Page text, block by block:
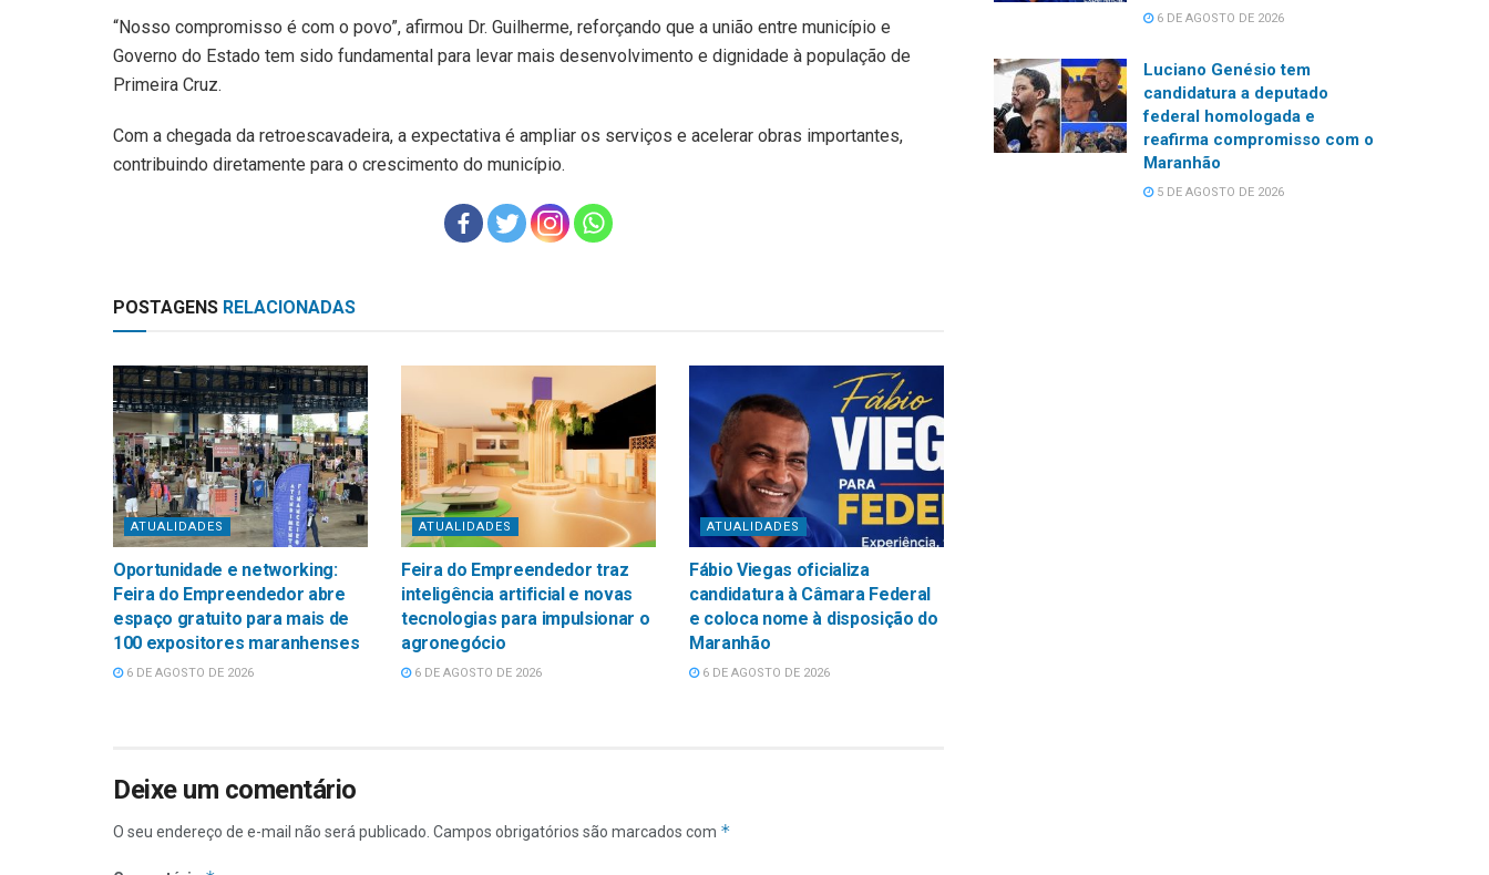
“Nosso compromisso é com o povo”, afirmou Dr. Guilherme, reforçando que a união entre município e
Governo do Estado tem sido fundamental para levar mais desenvolvimento e dignidade à população de
Primeira Cruz.
Com a chegada da retroescavadeira, a expectativa é ampliar os serviços e acelerar obras importantes,
contribuindo diretamente para o crescimento do município.
POSTAGENS RELACIONADAS
ATUALIDADES
Oportunidade e networking:
Feira do Empreendedor abre
espaço gratuito para mais de
100 expositores maranhenses
6 DE AGOSTO DE 2026
ATUALIDADES
Feira do Empreendedor traz
inteligência artificial e novas
tecnologias para impulsionar o
agronegócio
6 DE AGOSTO DE 2026
ATUALIDADES
Fábio Viegas oficializa
candidatura à Câmara Federal
e coloca nome à disposição do
Maranhão
6 DE AGOSTO DE 2026
Deixe um comentário
O seu endereço de e-mail não será publicado. Campos obrigatórios são marcados com *
6 DE AGOSTO DE 2026
Luciano Genésio tem
candidatura a deputado
federal homologada e
reafirma compromisso com o
Maranhão
5 DE AGOSTO DE 2026